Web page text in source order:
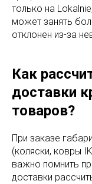
только на
может занять
отклонен из-за
Как
доставки
товаров?
При заказе
(коляски, ковры
важно помнить
доставки